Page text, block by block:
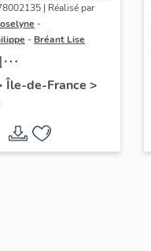
| Réalisé par
-
- Bréant Lise
sur
de Seine-
Île-de-France >